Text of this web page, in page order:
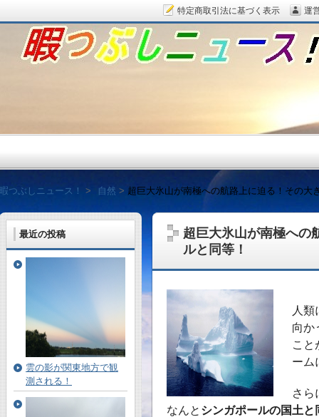
超巨大氷山が南極への
ルと同等！
人類
向か
こと
ーム
さら
なんと シンガポールの国土と
最近の投稿
雲の影が関東地方で観
測される！
暇つぶしニュース！ 自然 超巨大氷山が南極への航路上に迫る！その大
暇つぶしニュース！
毎日面白い話題をピッ
特定商取引法に基づく表示 運